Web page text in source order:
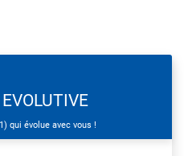
qui évolue avec vous !